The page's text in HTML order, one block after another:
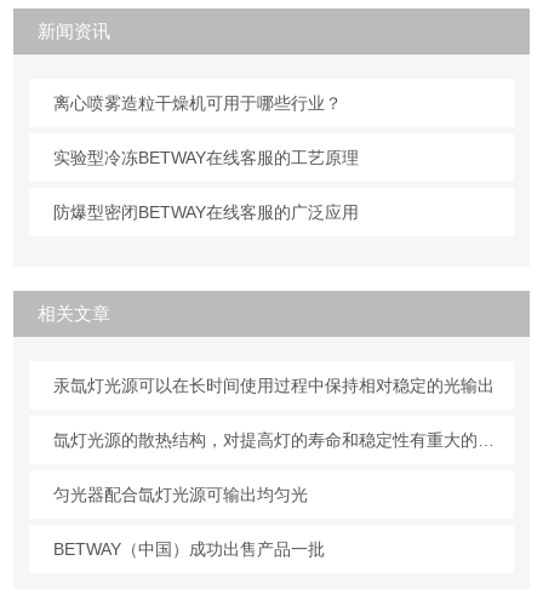
新闻资讯
离心喷雾造粒干燥机可用于哪些行业？
实验型冷冻BETWAY在线客服的工艺原理
防爆型密闭BETWAY在线客服的广泛应用
相关文章
汞氙灯光源可以在长时间使用过程中保持相对稳定的光输出
匀光器配合氙灯光源可输出均匀光
BETWAY（中国）成功出售产品一批